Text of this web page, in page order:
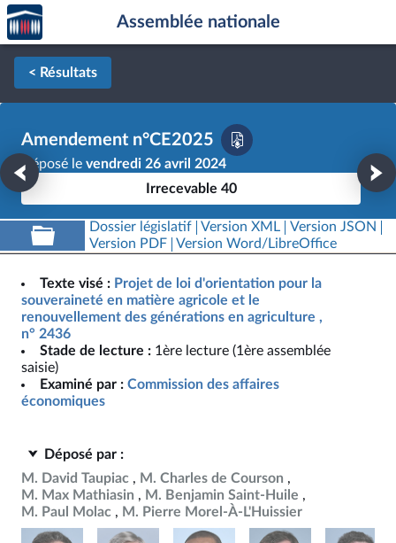
Aller au contenu
Aller en bas de la page
Accèder
à la
page
d'accueil
Assemblée nationale
< Résultats
Amendement n°CE2025
Déposé le vendredi 26 avril 2024
Irrecevable 40
Dossier législatif Version XML
Version JSON
Version PDF
Version Word/LibreOffice
Texte visé : Projet de loi d'orientation pour la
souveraineté en matière agricole et le
renouvellement des générations en agriculture ,
n° 2436
Stade de lecture : 1ère lecture (1ère assemblée
saisie)
Examiné par : Commission des affaires
économiques
Déposé par :
M. David Taupiac
M. Charles de Courson
M. Max Mathiasin
M. Benjamin Saint-Huile
M. Paul Molac
M. Pierre Morel-À-L'Huissier